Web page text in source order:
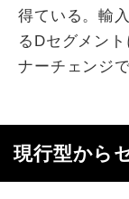
得ている。輸
るDセグメン
ナーチェンジ
現行型から